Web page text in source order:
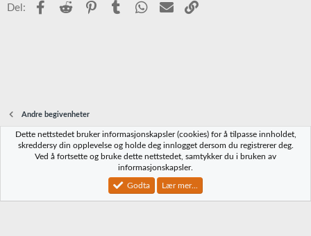
Del: Facebook
Reddit PinterestTumblr WhatsApp
E-post
Andre begivenheter
Norbrygg-default
Vilkår og regler Personvernregler
Community platform by XenForo® © 2010-2023 XenForo Ltd.
Dette nettstedet bruker informasjonskapsler (cookies) for å tilpasse innholdet,
skreddersy din opplevelse og holde deg innlogget dersom du registrerer deg.
Ved å fortsette og bruke dette nettstedet, samtykker du i bruken av
informasjonskapsler.
Godta Lær mer...